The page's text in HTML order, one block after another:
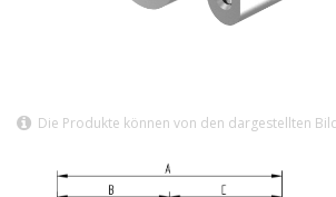
Die Produkte können von den dargestellten